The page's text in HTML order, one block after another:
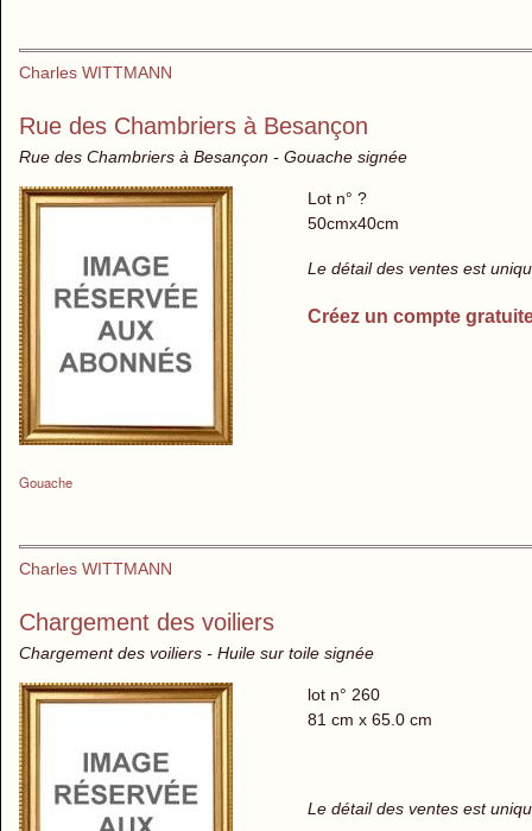
Charles WITTMANN
Rue des Chambriers à Besançon
Rue des Chambriers à Besançon - Gouache signée
Gouache
Lot n° ?
50cmx40cm
Le détail des ventes est
Créez un compte
Charles WITTMANN
Chargement des voiliers
Chargement des voiliers - Huile sur toile signée
lot n° 260
81 cm x 65.0 cm
Le détail des ventes est